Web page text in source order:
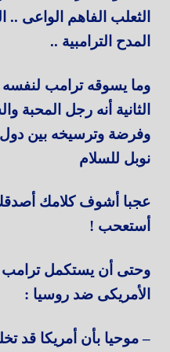
الثعلب الفاهم الواعى
المدح الترامبية ..
وما يسوقه ترامب لنفسه
الثانية أنه رجل المحبة
وفرضة وترسيخه بين دول
نوبل للسلام
عجبا أشوف كلامك
أستعحب !
وحتى أن يستكمل ترامب
الأمريكى ضد روسيا :
– موحيا بأن أمريكا قد